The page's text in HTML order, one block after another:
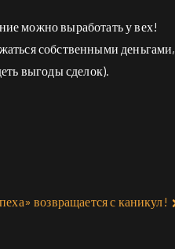
можно выработать у вех!
собственными деньгами,
выгоды сделок).
возвращается с каникул!